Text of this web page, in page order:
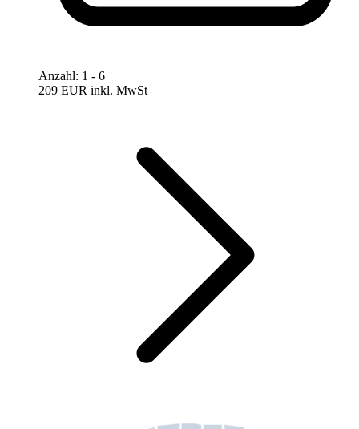
Anzahl: 1 - 6
209 EUR inkl. MwSt